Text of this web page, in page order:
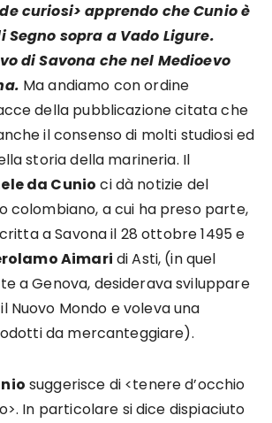
curiosi> apprendo che Cunio è
Segno sopra a Vado Ligure.
di Savona che nel Medioevo
Ma andiamo con ordine
della pubblicazione citata che
il consenso di molti studiosi ed
storia della marineria. Il
da Cunio ci dà notizie del
colombiano, a cui ha preso parte,
a Savona il 28 ottobre 1495 e
Aimari di Asti, (in quel
a Genova, desiderava sviluppare
Nuovo Mondo e voleva una
da mercanteggiare).
suggerisce di <tenere d’occhio
In particolare si dice dispiaciuto